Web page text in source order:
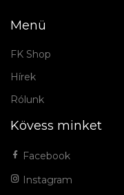
Menü
FK Shop
Hírek
Rólunk
Kövess minket
Facebook
Instagram